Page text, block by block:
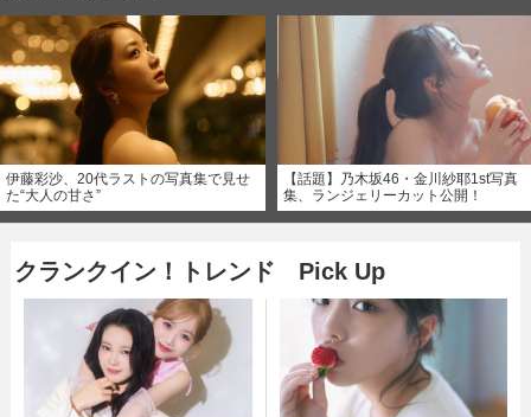
伊藤彩沙、20代ラストの写真集で見せ
た“大人の甘さ”
【話題】乃木坂46・金川紗耶1st写真
集、ランジェリーカット公開！
クランクイン！トレンド Pick Up